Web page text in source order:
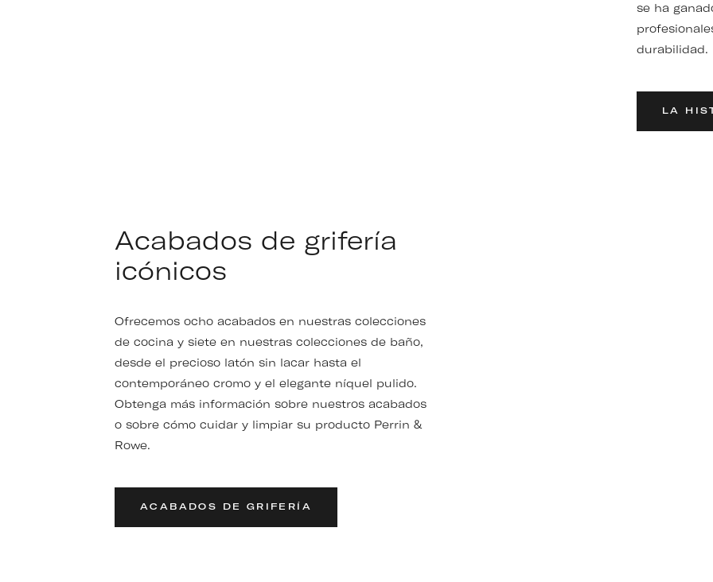
se ha
durabilidad.
LA
Acabados de grifería
icónicos
Ofrecemos ocho acabados en nuestras colecciones
de cocina y siete en nuestras colecciones de baño,
desde el precioso latón sin lacar hasta el
contemporáneo cromo y el elegante níquel pulido.
Obtenga más información sobre nuestros acabados
o sobre cómo cuidar y limpiar su producto Perrin &
Rowe.
ACABADOS DE GRIFERÍA